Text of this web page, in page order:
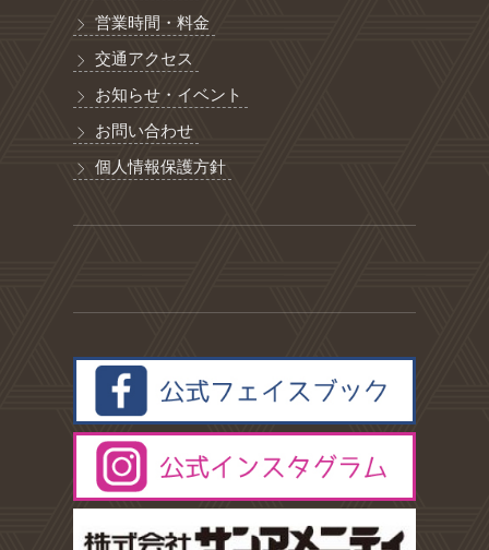
営業時間・料金
交通アクセス
お知らせ・イベント
お問い合わせ
個人情報保護方針